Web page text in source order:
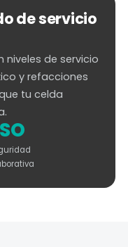
de servicio
de servicio
y refacciones
tu celda